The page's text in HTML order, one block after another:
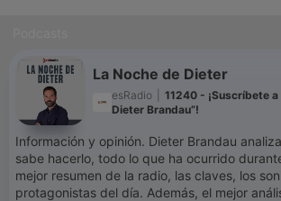
La Noche de Dieter
esRadio
11240 - ¡Suscríbete
Dieter Brandau”!
Información y opinión. Dieter Brandau
sabe hacerlo, todo lo que ha ocurrido
mejor resumen de la radio, las claves, los
protagonistas del día. Además, el mejor